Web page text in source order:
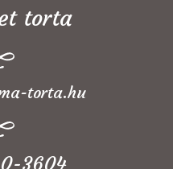
torta
torta.hu